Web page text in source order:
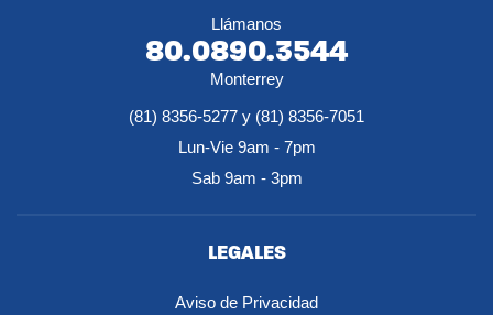
Llámanos
80.0890.3544
Monterrey
(81) 8356-5277 y (81) 8356-7051
Lun-Vie 9am - 7pm
Sab 9am - 3pm
LEGALES
Aviso de Privacidad